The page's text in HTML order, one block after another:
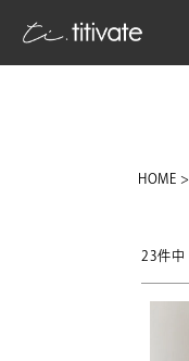
HOME
23件中